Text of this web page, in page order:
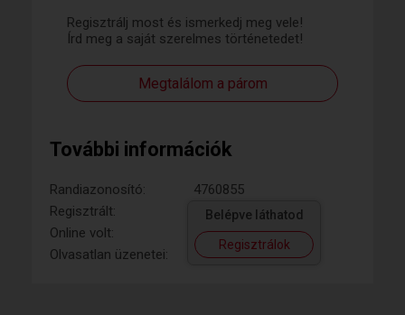
Regisztrálj most és ismerkedj meg vele!
Írd meg a saját szerelmes történetedet!
Megtalálom a párom
További információk
Randiazonosító:
4760855
Regisztrált:
Online volt:
Olvasatlan üzenetei:
Belépve láthatod
Regisztrálok